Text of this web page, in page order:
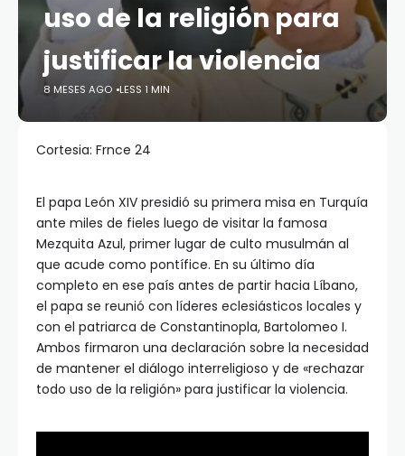
uso de la religión para
justificar la violencia
8 MESES AGO LESS 1 MIN
Cortesia: Frnce 24
El papa León XIV presidió su primera misa en Turquía
ante miles de fieles luego de visitar la famosa
Mezquita Azul, primer lugar de culto musulmán al
que acude como pontífice. En su último día
completo en ese país antes de partir hacia Líbano,
el papa se reunió con líderes eclesiásticos locales y
con el patriarca de Constantinopla, Bartolomeo I.
Ambos firmaron una declaración sobre la necesidad
de mantener el diálogo interreligioso y de «rechazar
todo uso de la religión» para justificar la violencia.